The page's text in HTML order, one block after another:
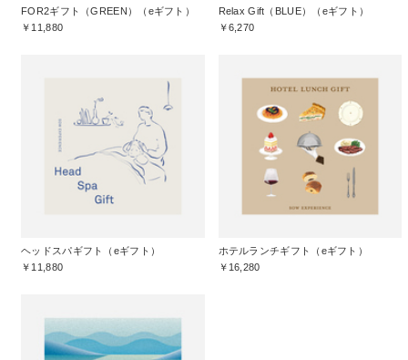
FOR2ギフト（GREEN）（eギフト）
￥11,880
Relax Gift（BLUE）（eギフト）
￥6,270
ヘッドスパギフト（eギフト）
￥11,880
ホテルランチギフト（eギフト）
￥16,280